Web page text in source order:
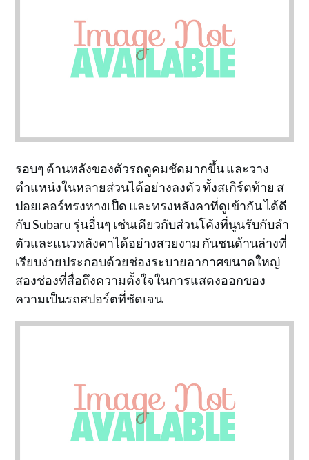
รอบๆ ด้านหลังของตัวรถดูคมชัดมากขึ้น และวาง
ตำแหน่งในหลายส่วนได้อย่างลงตัว ทั้งสเกิร์ตท้าย ส
ปอยเลอร์ทรงหางเป็ด และทรงหลังคาที่ดูเข้ากัน ได้ดี
กับ Subaru รุ่นอื่นๆ เช่นเดียวกับส่วนโค้งที่นูนรับกับลำ
ตัวและแนวหลังคาได้อย่างสวยงาม กันชนด้านล่างที่
เรียบง่ายประกอบด้วยช่องระบายอากาศขนาดใหญ่
สองช่องที่สื่อถึงความตั้งใจในการแสดงออกของ
ความเป็นรถสปอร์ตที่ชัดเจน